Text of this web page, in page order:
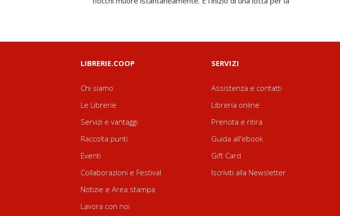
LIBRERIE.COOP
Chi siamo
Le Librerie
Servizi e vantaggi
Raccolta punti
Eventi
Collaborazioni e Festival
Notizie e Area stampa
Lavora con noi
SERVIZI
Assistenza e contatti
Libreria online
Prenota e ritira
Guida all'ebook
Gift Card
Iscriviti alla Newsletter